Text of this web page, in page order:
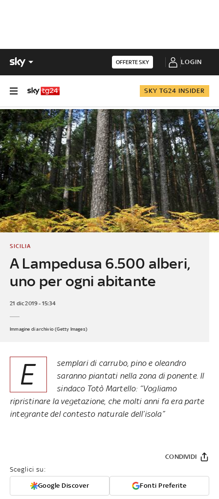
OFFERTE SKY LOGIN
SKY TG24 INSIDER
A Lampedusa 6.500 alberi,
uno per ogni abitante
SICILIA
21 dic 2019 - 15:34
Immagine di archivio (Getty Images)
E
semplari di carrubo, pino e oleandro
saranno piantati nella zona di ponente. Il
sindaco Totò Martello: “Vogliamo
ripristinare la vegetazione, che molti anni fa era parte
integrante del contesto naturale dell’isola”
Sceglici su:
Google Discover Fonti Preferite
CONDIVIDI